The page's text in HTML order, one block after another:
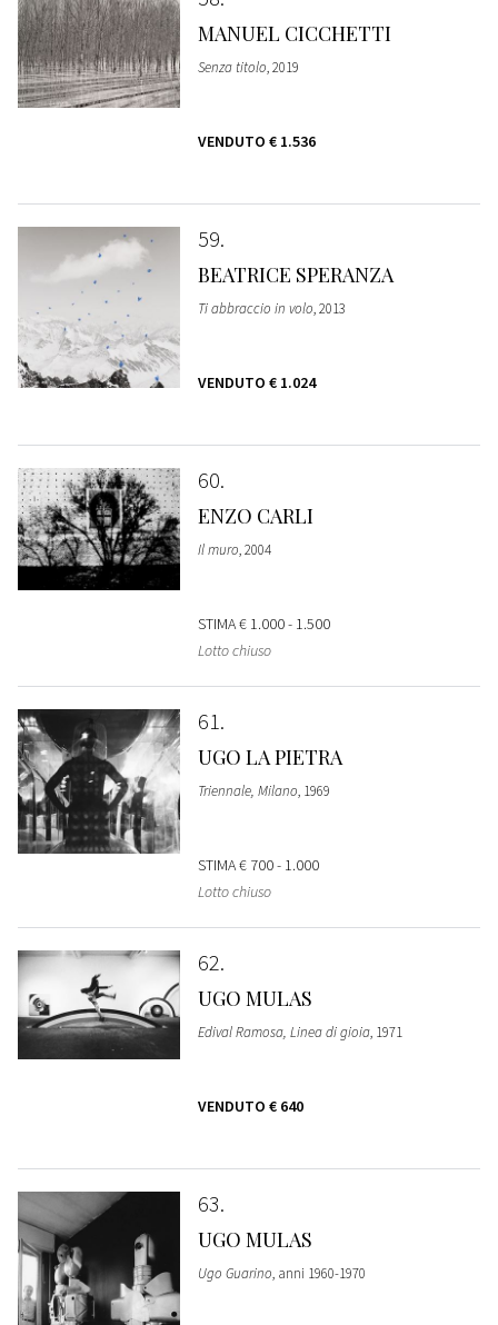
MANUEL CICCHETTI
Senza titolo, 2019
VENDUTO € 1.536
59
BEATRICE SPERANZA
Ti abbraccio in volo, 2013
VENDUTO € 1.024
60
ENZO CARLI
Il muro, 2004
STIMA€ 1.000 - 1.500
Lotto chiuso
61
UGO LA PIETRA
Triennale, Milano, 1969
STIMA€ 700 - 1.000
Lotto chiuso
62
UGO MULAS
Edival Ramosa, Linea di gioia, 1971
VENDUTO € 640
63
UGO MULAS
Ugo Guarino, anni 1960-1970